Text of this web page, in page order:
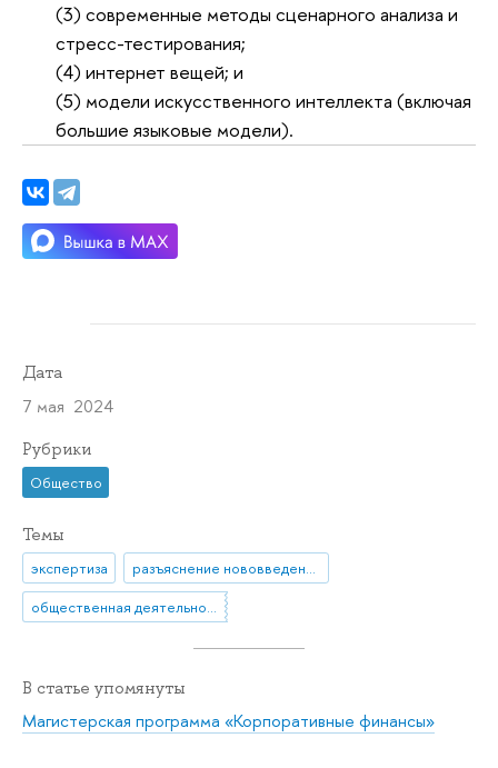
(3) современные методы сценарного анализа и
стресс-тестирования;
(4) интернет вещей; и
(5) модели искусственного интеллекта (включая
большие языковые модели).
Дата
7 мая 2024
Рубрики
Общество
Темы
экспертиза
разъяснение нововведения
общественная деятельность
В статье упомянуты
Магистерская программа «Корпоративные финансы»